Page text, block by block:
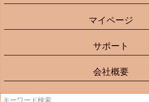
マイページ
サポート
会社概要